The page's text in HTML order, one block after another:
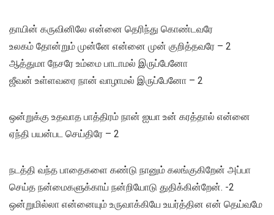
தாயின் கருவினிலே என்னை தெரிந்து கொண்டவரே
உலகம் தோன்றும் முன்னே என்னை முன் குறித்தவரே – 2
ஆத்துமா நேசரே உம்மை பாடாமல் இருப்பேனோ
ஜீவன் உள்ளவரை நான் வாழாமல் இருப்பேனோ – 2
ஒன்றுக்கு உதவாத பாத்திரம் நான் ஐயா உன் கரத்தால் என்னை
ஏந்தி பயன்பட செய்திரே – 2
நடத்தி வந்த பாதைகளை கண்டு நானும் கலங்குகிறேன் அப்பா
செய்த நன்மைகளுக்காய் நன்றியோடு துதிக்கின்றேன். -2
ஒன்றுமில்லா என்னையும் உருவாக்கியே உயர்த்தின என் தெய்வமே